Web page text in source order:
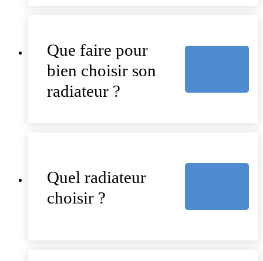
Que faire pour
bien choisir son
radiateur ?
Quel radiateur
choisir ?